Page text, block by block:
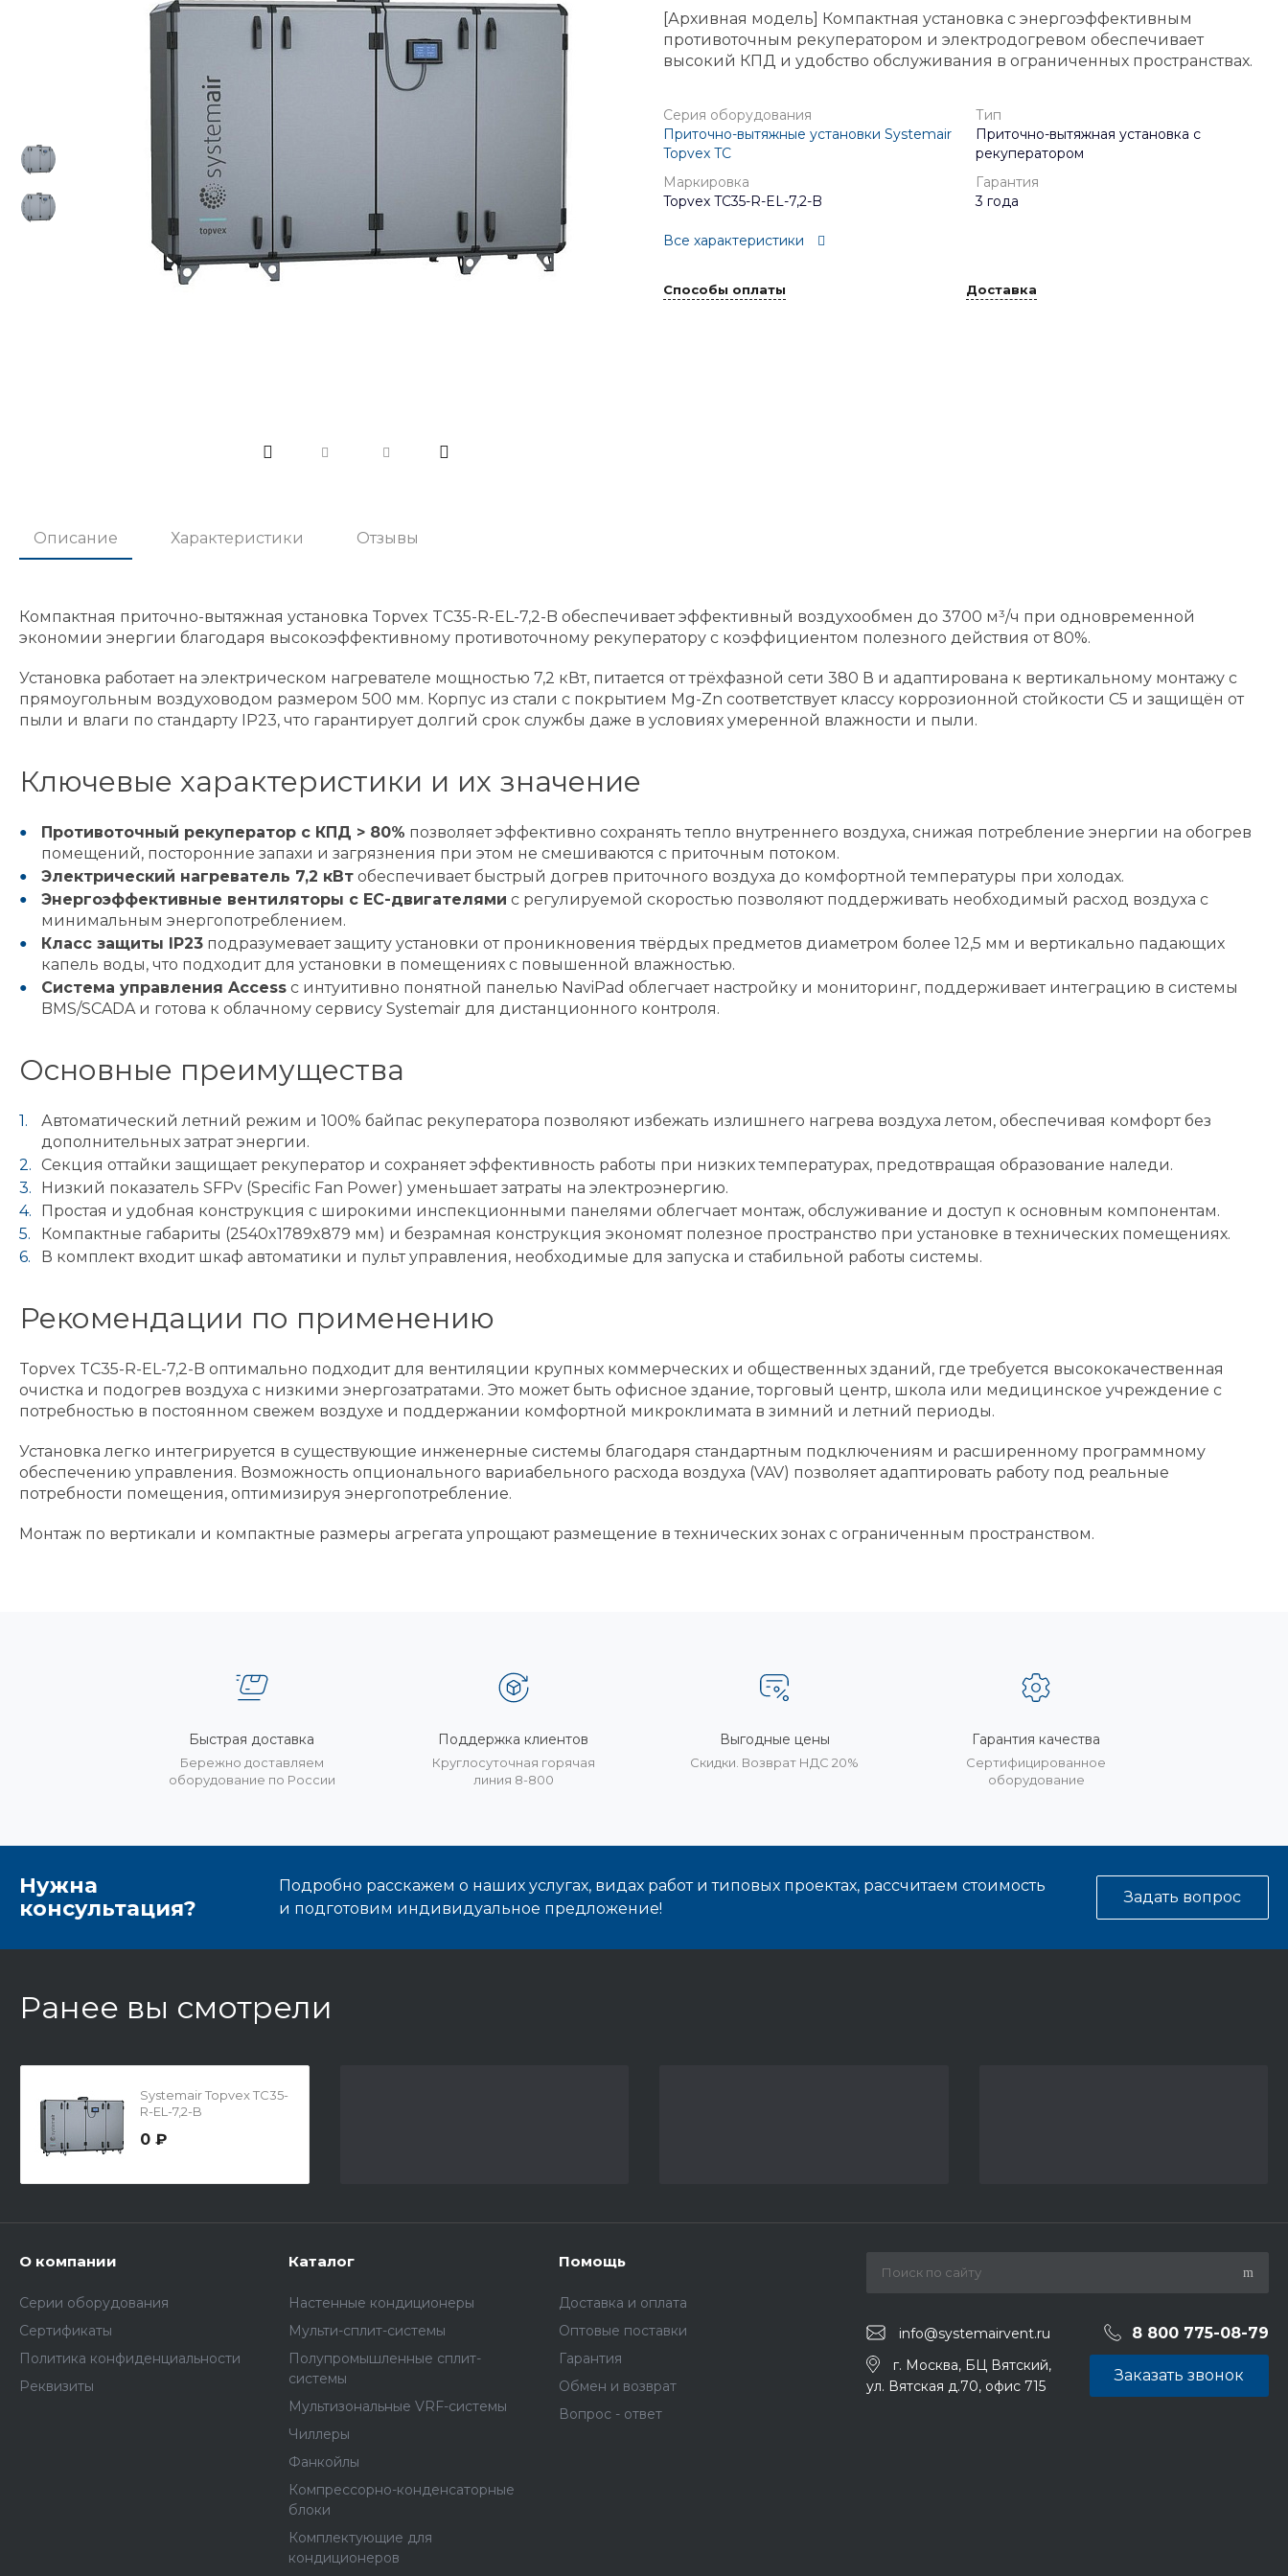
[Архивная модель] Компактная установка с энергоэффективным
противоточным рекуператором и электродогревом обеспечивает
высокий КПД и удобство обслуживания в ограниченных пространствах.
Серия оборудования
Приточно-вытяжные установки Systemair
Topvex TC
Тип
Приточно-вытяжная установка с
рекуператором
Маркировка
Topvex TC35-R-EL-7,2-B
Гарантия
3 года
Все характеристики
Способы оплаты Доставка
Описание Характеристики Отзывы
Компактная приточно-вытяжная установка Topvex TC35-R-EL-7,2-B обеспечивает эффективный воздухообмен до 3700 м³/ч при одновременной
экономии энергии благодаря высокоэффективному противоточному рекуператору с коэффициентом полезного действия от 80%.
Установка работает на электрическом нагревателе мощностью 7,2 кВт, питается от трёхфазной сети 380 В и адаптирована к вертикальному монтажу с
прямоугольным воздуховодом размером 500 мм. Корпус из стали с покрытием Mg-Zn соответствует классу коррозионной стойкости C5 и защищён от
пыли и влаги по стандарту IP23, что гарантирует долгий срок службы даже в условиях умеренной влажности и пыли.
Ключевые характеристики и их значение
Противоточный рекуператор с КПД > 80% позволяет эффективно сохранять тепло внутреннего воздуха, снижая потребление энергии на обогрев
помещений, посторонние запахи и загрязнения при этом не смешиваются с приточным потоком.
Электрический нагреватель 7,2 кВтобеспечивает быстрый догрев приточного воздуха до комфортной температуры при холодах.
Энергоэффективные вентиляторы с ЕС-двигателями с регулируемой скоростью позволяют поддерживать необходимый расход воздуха с
минимальным энергопотреблением.
Класс защиты IP23подразумевает защиту установки от проникновения твёрдых предметов диаметром более 12,5 мм и вертикально падающих
капель воды, что подходит для установки в помещениях с повышенной влажностью.
Система управления Accessс интуитивно понятной панелью NaviPad облегчает настройку и мониторинг, поддерживает интеграцию в системы
BMS/SCADA и готова к облачному сервису Systemair для дистанционного контроля.
Основные преимущества
Автоматический летний режим и 100% байпас рекуператора позволяют избежать излишнего нагрева воздуха летом, обеспечивая комфорт без
дополнительных затрат энергии.
Секция оттайки защищает рекуператор и сохраняет эффективность работы при низких температурах, предотвращая образование наледи.
Низкий показатель SFPv (Specific Fan Power) уменьшает затраты на электроэнергию.
Простая и удобная конструкция с широкими инспекционными панелями облегчает монтаж, обслуживание и доступ к основным компонентам.
Компактные габариты (2540x1789x879 мм) и безрамная конструкция экономят полезное пространство при установке в технических помещениях.
В комплект входит шкаф автоматики и пульт управления, необходимые для запуска и стабильной работы системы.
Рекомендации по применению
Topvex TC35-R-EL-7,2-B оптимально подходит для вентиляции крупных коммерческих и общественных зданий, где требуется высококачественная
очистка и подогрев воздуха с низкими энергозатратами. Это может быть офисное здание, торговый центр, школа или медицинское учреждение с
потребностью в постоянном свежем воздухе и поддержании комфортной микроклимата в зимний и летний периоды.
Установка легко интегрируется в существующие инженерные системы благодаря стандартным подключениям и расширенному программному
обеспечению управления. Возможность опционального вариабельного расхода воздуха (VAV) позволяет адаптировать работу под реальные
потребности помещения, оптимизируя энергопотребление.
Монтаж по вертикали и компактные размеры агрегата упрощают размещение в технических зонах с ограниченным пространством.
Быстрая доставка
Бережно доставляем
оборудование по России
Поддержка клиентов
Круглосуточная горячая
линия 8-800
Выгодные цены
Скидки. Возврат НДС 20%
Гарантия качества
Сертифицированное
оборудование
Нужна
консультация?
Подробно расскажем о наших услугах, видах работ и типовых проектах, рассчитаем стоимость
и подготовим индивидуальное предложение!
Задать вопрос
Ранее вы смотрели
Systemair Topvex TC35-
R-EL-7,2-B
0 ₽
О компании
Серии оборудования
Сертификаты
Политика конфиденциальности
Реквизиты
Каталог
Настенные кондиционеры
Мульти-сплит-системы
Полупромышленные сплит-
системы
Мультизональные VRF-системы
Чиллеры
Фанкойлы
Компрессорно-конденсаторные
блоки
Комплектующие для
кондиционеров
Помощь
Доставка и оплата
Оптовые поставки
Гарантия
Обмен и возврат
Вопрос - ответ
info@systemairvent.ru 8 800 775-08-79
г. Москва, БЦ Вятский,
ул. Вятская д.70, офис 715
Заказать звонок